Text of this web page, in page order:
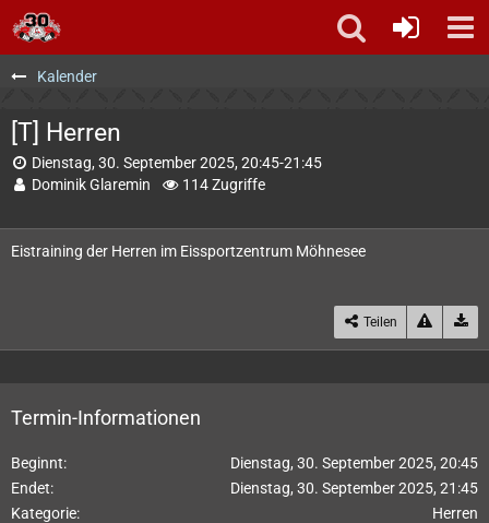
Kalender
[T] Herren
Dienstag, 30. September 2025, 20:45-21:45
Dominik Glaremin
114 Zugriffe
Eistraining der Herren im Eissportzentrum Möhnesee
Teilen
Termin-Informationen
Beginnt
Dienstag, 30. September 2025, 20:45
Endet
Dienstag, 30. September 2025, 21:45
Kategorie
Herren